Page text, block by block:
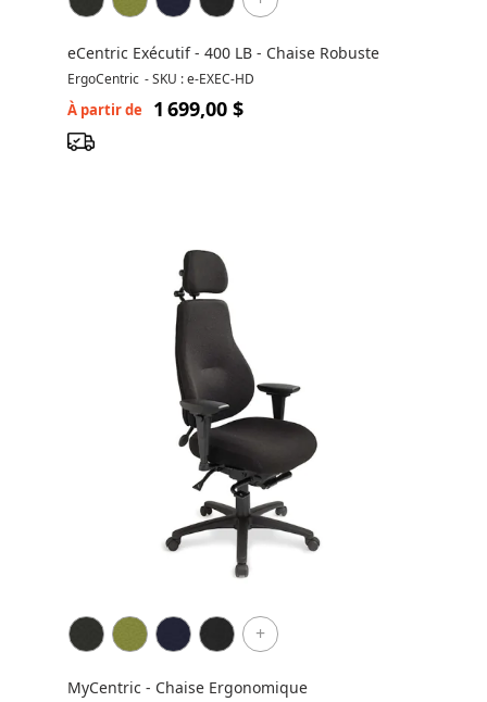
eCentric Exécutif - 400 LB - Chaise Robuste
ErgoCentric -SKU : e-EXEC-HD
À partir de 1 699,00 $
+
MyCentric - Chaise Ergonomique